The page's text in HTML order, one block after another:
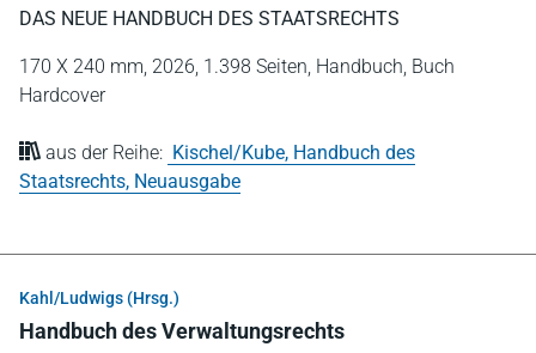
DAS NEUE HANDBUCH DES STAATSRECHTS
170 X 240 mm, 2026, 1.398 Seiten, Handbuch, Buch
Hardcover
aus der Reihe: Kischel/Kube, Handbuch des
Staatsrechts, Neuausgabe
Kahl/Ludwigs (Hrsg.)
Handbuch des Verwaltungsrechts